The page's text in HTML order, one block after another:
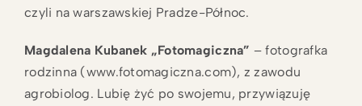
czyli na warszawskiej Pradze-Północ.
Magdalena Kubanek „Fotomagiczna” – fotografka
rodzinna (www.fotomagiczna.com), z zawodu
agrobiolog. Lubię żyć po swojemu, przywiązuję